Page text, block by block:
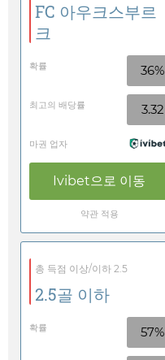
FC 아우크스부르
크
확률 36%
최고의 배당률 3.32
마권 업자
Ivibet으로 이동
약관 적용
총 득점 이상/이하 2.5
2.5골 이하
확률 57%